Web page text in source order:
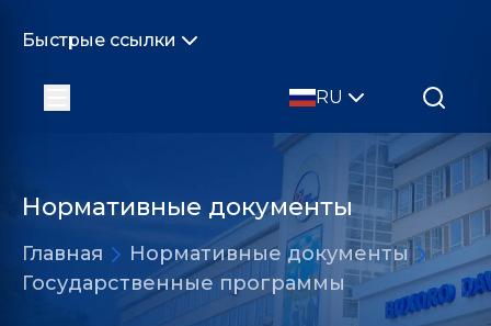
Быстрые ссылки
RU
Нормативные документы
Главная
Нормативные документы
Государственные программы